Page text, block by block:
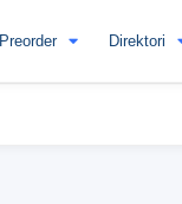
Preorder Direktori